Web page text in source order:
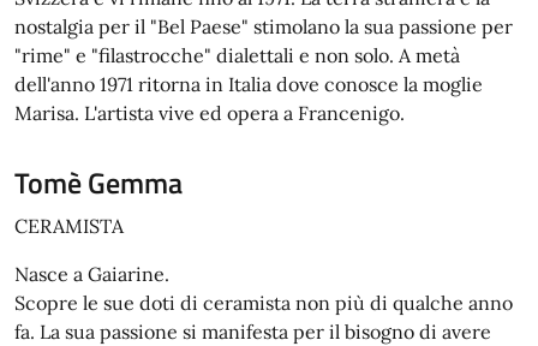
nostalgia per il "Bel Paese" stimolano la sua passione per
"rime" e "filastrocche" dialettali e non solo. A metà
dell'anno 1971 ritorna in Italia dove conosce la moglie
Marisa. L'artista vive ed opera a Francenigo.
Tomè Gemma
CERAMISTA
Nasce a Gaiarine.
Scopre le sue doti di ceramista non più di qualche anno
fa. La sua passione si manifesta per il bisogno di avere